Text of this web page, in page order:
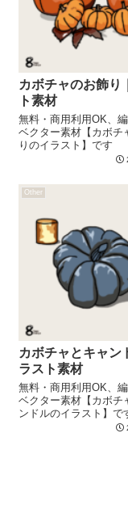
カボチャのお飾り
ト素材
無料・商用利用OK、
ベクター素材【カボチ
りのイラスト】です
Other
カボチャとキャン
ラスト素材
無料・商用利用OK、
ベクター素材【カボチ
ンドルのイラスト】で